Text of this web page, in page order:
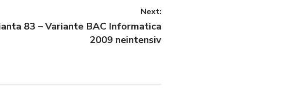
Next:
83 – Variante BAC Informatica
2009 neintensiv